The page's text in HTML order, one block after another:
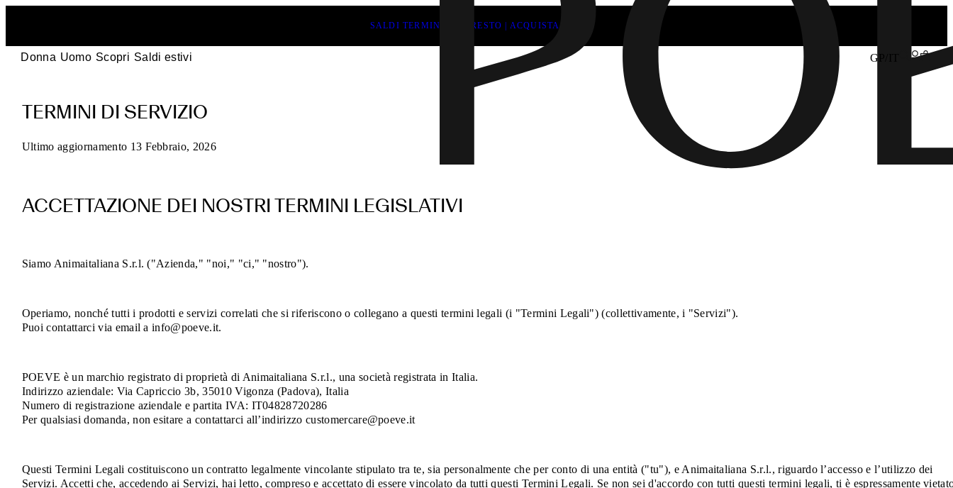
SALDI TERMINANO PRESTO | ACQUISTA ORA
Donna Uomo Scopri Saldi estivi GP/IT
Termini
di
servizio
POEVE
per
gli
acquisti
online
TERMINI DI SERVIZIO
Ultimo aggiornamento 13 Febbraio, 2026
ACCETTAZIONE DEI NOSTRI TERMINI LEGISLATIVI
Siamo Animaitaliana S.r.l. ("Azienda," "noi," "ci," "nostro").
Operiamo, nonché tutti i prodotti e servizi correlati che si riferiscono o collegano a questi termini legali (i "Termini Legali") (collettivamente, i "Servizi").
Puoi contattarci via email a info@poeve.it.
POEVE è un marchio registrato di proprietà di Animaitaliana S.r.l., una società registrata in Italia.
Indirizzo aziendale: Via Capriccio 3b, 35010 Vigonza (Padova), Italia
Numero di registrazione aziendale e partita IVA: IT04828720286
Per qualsiasi domanda, non esitare a contattarci all’indirizzo customercare@poeve.it
Questi Termini Legali costituiscono un contratto legalmente vincolante stipulato tra te, sia personalmente che per conto di una entità ("tu"), e Animaitaliana S.r.l., riguardo l’accesso e l’utilizzo dei
Servizi. Accetti che, accedendo ai Servizi, hai letto, compreso e accettato di essere vincolato da tutti questi Termini Legali. Se non sei d'accordo con tutti questi termini legali, ti è espressamente